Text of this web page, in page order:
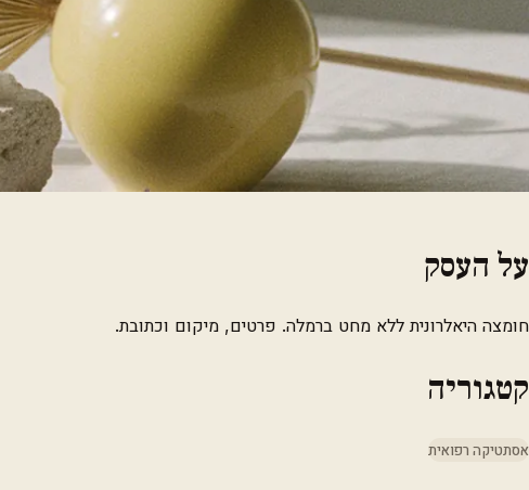
על העסק
חומצה היאלרונית ללא מחט ברמלה. פרטים, מיקום וכתובת.
קטגוריה
אסתטיקה רפואית